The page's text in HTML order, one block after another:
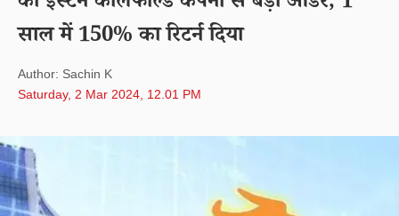
साल में 150% का रिटर्न दिया
Author: Sachin K
Saturday, 2 Mar 2024, 12.01 PM